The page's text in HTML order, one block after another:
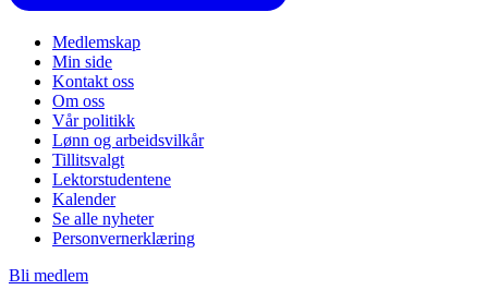
Medlemskap
Min side
Kontakt oss
Om oss
Vår politikk
Lønn og arbeidsvilkår
Tillitsvalgt
Lektorstudentene
Kalender
Se alle nyheter
Personvernerklæring
Bli medlem